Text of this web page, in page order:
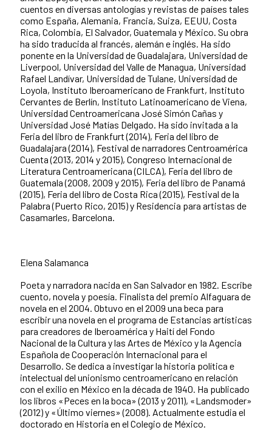
cuentos en diversas antologías y revistas de países tales
como España, Alemania, Francia, Suiza, EEUU, Costa
Rica, Colombia, El Salvador, Guatemala y México. Su obra
ha sido traducida al francés, alemán e inglés. Ha sido
ponente en la Universidad de Guadalajara, Universidad de
Liverpool, Universidad del Valle de Managua, Universidad
Rafael Landívar, Universidad de Tulane, Universidad de
Loyola, Instituto Iberoamericano de Frankfurt, Instituto
Cervantes de Berlín, Instituto Latinoamericano de Viena,
Universidad Centroamericana José Simón Cañas y
Universidad José Matías Delgado. Ha sido invitada a la
Feria del libro de Frankfurt (2014), Feria del libro de
Guadalajara (2014), Festival de narradores Centroamérica
Cuenta (2013, 2014 y 2015), Congreso Internacional de
Literatura Centroamericana (CILCA), Feria del libro de
Guatemala (2008, 2009 y 2015), Feria del libro de Panamá
(2015), Feria del libro de Costa Rica (2015), Festival de la
Palabra (Puerto Rico, 2015) y Residencia para artistas de
Casamarles, Barcelona.
Elena Salamanca
Poeta y narradora nacida en San Salvador en 1982. Escribe
cuento, novela y poesía. Finalista del premio Alfaguara de
novela en el 2004. Obtuvo en el 2009 una beca para
escribir una novela en el programa de Estancias artísticas
para creadores de Iberoamérica y Haití del Fondo
Nacional de la Cultura y las Artes de México y la Agencia
Española de Cooperación Internacional para el
Desarrollo. Se dedica a investigar la historia política e
intelectual del unionismo centroamericano en relación
con el exilio en México en la década de 1940. Ha publicado
los libros «Peces en la boca» (2013 y 2011), «Landsmoder»
(2012) y «Último viernes» (2008). Actualmente estudia el
doctorado en Historia en el Colegio de México.